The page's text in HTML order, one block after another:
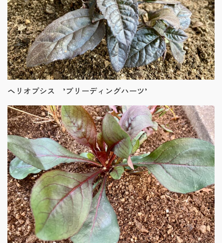
ヘリオプシス ’ブリーディングハーツ’